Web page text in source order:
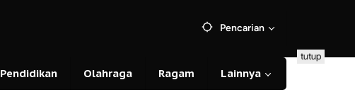
Pencarian
Pendidikan Olahraga Ragam Lainnya
tutup